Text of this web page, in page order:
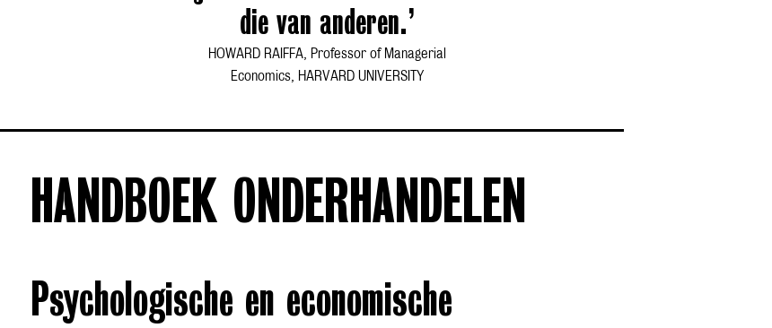
die van anderen.’
HOWARD RAIFFA, Professor of Managerial
Economics, HARVARD UNIVERSITY
HANDBOEK ONDERHANDELEN
Psychologische en economische